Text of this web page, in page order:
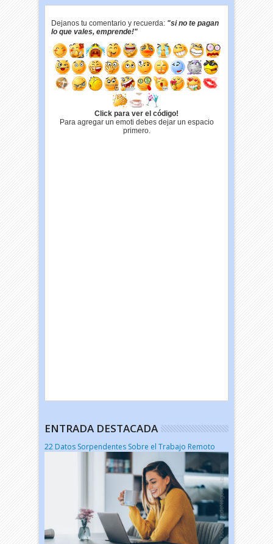
Dejanos tu comentario y recuerda: "si no te pagan
lo que vales, emprende!"
Click para ver el código!
Para agregar un emoti debes dejar un espacio
primero.
ENTRADA DESTACADA
22 Datos Sorpendentes Sobre el Trabajo Remoto